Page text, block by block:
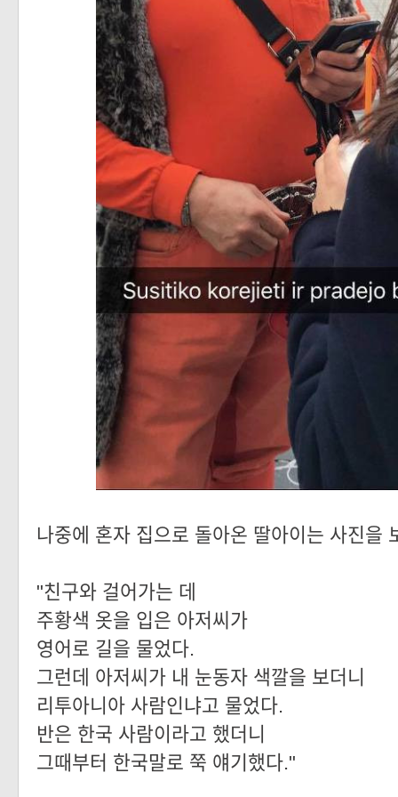
나중에 혼자 집으로 돌아온 딸아이는 사진을
"친구와 걸어가는 데
주황색 옷을 입은 아저씨가
영어로 길을 물었다.
그런데 아저씨가 내 눈동자 색깔을 보더니
리투아니아 사람인냐고 물었다.
반은 한국 사람이라고 했더니
그때부터 한국말로 쭉 얘기했다."